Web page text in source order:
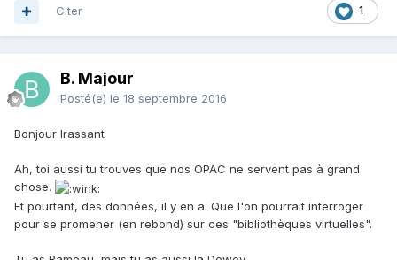
1
Citer
B. Majour
Posté(e) le 18 septembre 2016
Bonjour Irassant
Ah, toi aussi tu trouves que nos OPAC ne servent pas à grand
chose.
Et pourtant, des données, il y en a. Que l'on pourrait interroger
pour se promener (en rebond) sur ces "bibliothèques virtuelles".